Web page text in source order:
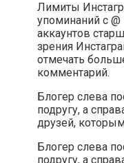
Лимиты
упоминаний с
аккаунтов
зрения
отмечать
комментарий.
Блогер слева
подругу, а
друзей,
Блогер слева
подругу, а